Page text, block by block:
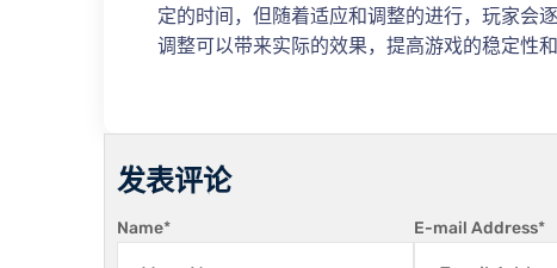
定的时间，但随着适应和调整的进行，玩家会
调整可以带来实际的效果，提高游戏的稳定性
发表评论
Name* E-mail Address*